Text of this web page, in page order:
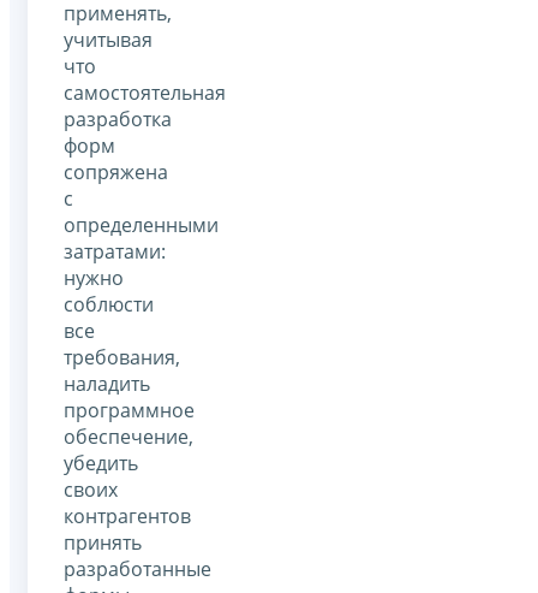
применять,
учитывая
что
самостоятельная
разработка
форм
сопряжена
с
определенными
затратами:
нужно
соблюсти
все
требования,
наладить
программное
обеспечение,
убедить
своих
контрагентов
принять
разработанные